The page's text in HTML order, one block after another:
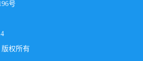
号
权所有